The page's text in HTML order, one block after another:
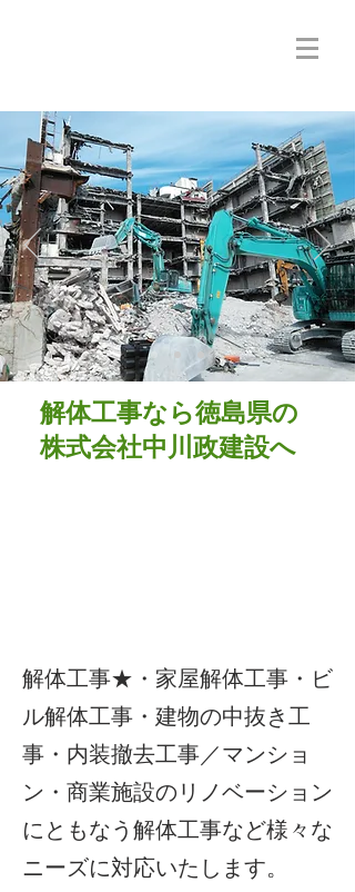
解体工事なら徳島県の
株式会社中川政建設へ
解体工事★・家屋解体工事・ビ
ル解体工事・建物の中抜き工
事・内装撤去工事／マンショ
ン・商業施設のリノベーション
にともなう解体工事など様々な
ニーズに対応いたします。